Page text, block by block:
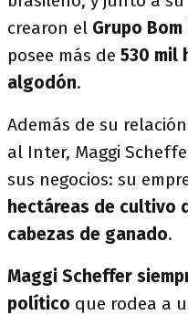
crearon el Grupo Bom
posee más de 530 mil
algodón.
Además de su
al Inter, Maggi
sus negocios: su
hectáreas de cultivo
cabezas de ganado.
Maggi Scheffer
político que rodea a